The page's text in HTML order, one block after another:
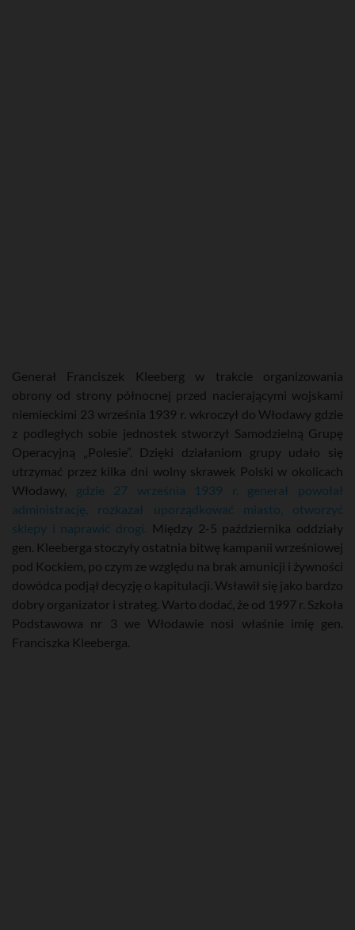
Generał Franciszek Kleeberg w trakcie organizowania
obrony od strony północnej przed nacierającymi wojskami
niemieckimi 23 września 1939 r. wkroczył do Włodawy gdzie
z podległych sobie jednostek stworzył Samodzielną Grupę
Operacyjną „Polesie”. Dzięki działaniom grupy udało się
utrzymać przez kilka dni wolny skrawek Polski w okolicach
Włodawy, gdzie 27 września 1939 r. generał powołał
administrację, rozkazał uporządkować miasto, otworzyć
sklepy i naprawić drogi. Między 2-5 października oddziały
gen. Kleeberga stoczyły ostatnia bitwę kampanii wrześniowej
pod Kockiem, po czym ze względu na brak amunicji i żywności
dowódca podjął decyzję o kapitulacji. Wsławił się jako bardzo
dobry organizator i strateg. Warto dodać, że od 1997 r. Szkoła
Podstawowa nr 3 we Włodawie nosi właśnie imię gen.
Franciszka Kleeberga.